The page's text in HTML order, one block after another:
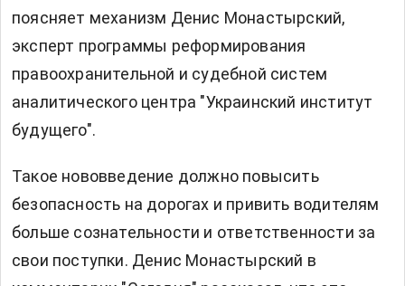
поясняет механизм Денис Монастырский,
эксперт программы реформирования
правоохранительной и судебной систем
аналитического центра "Украинский институт
будущего".
Такое нововведение должно повысить
безопасность на дорогах и привить водителям
больше сознательности и ответственности за
свои поступки. Денис Монастырский в